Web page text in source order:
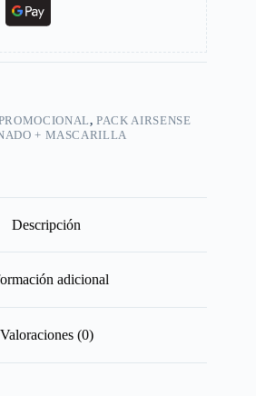
,PACK AIRSENSE
+ MASCARILLA
Descripción
adicional
Valoraciones (0)